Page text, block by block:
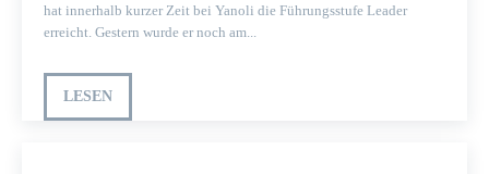
hat innerhalb kurzer Zeit bei Yanoli die Führungsstufe Leader
erreicht. Gestern wurde er noch am...
LESEN